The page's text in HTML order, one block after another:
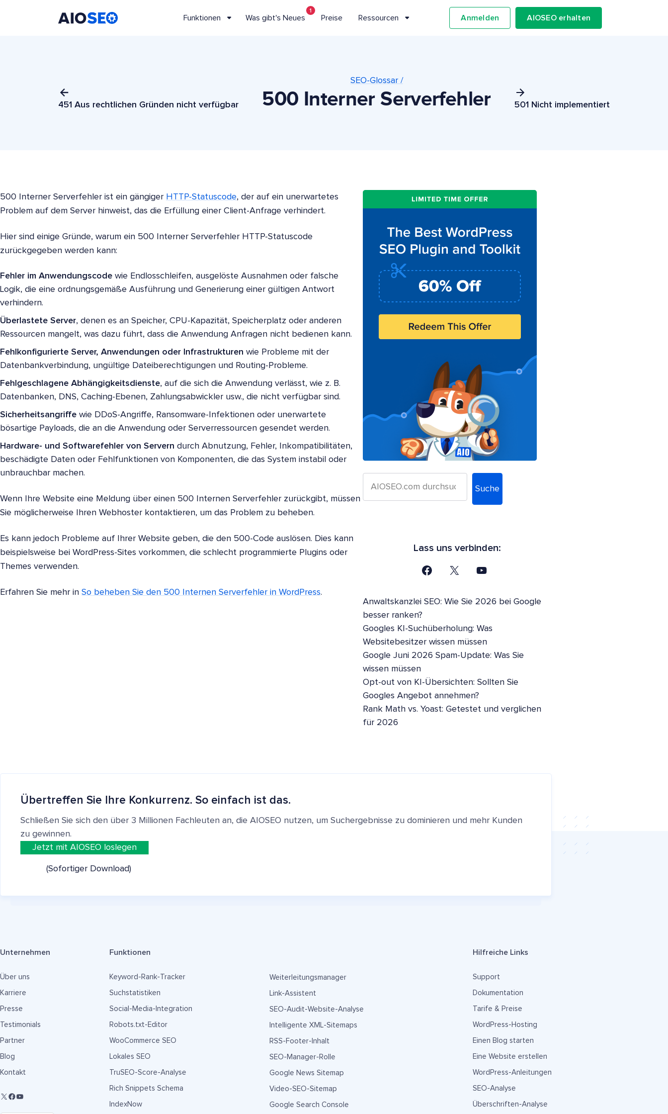
Funktionen Was gibt's Neues
1
Preise Ressourcen Anmelden AIOSEO erhalten
451 Aus rechtlichen Gründen nicht verfügbar
SEO-Glossar /
500 Interner Serverfehler 501 Nicht implementiert
500 Interner Serverfehler ist ein gängiger HTTP-Statuscode, der auf ein unerwartetes
Problem auf dem Server hinweist, das die Erfüllung einer Client-Anfrage verhindert.
Hier sind einige Gründe, warum ein 500 Interner Serverfehler HTTP-Statuscode
zurückgegeben werden kann:
Fehler im Anwendungscode wie Endlosschleifen, ausgelöste Ausnahmen oder falsche
Logik, die eine ordnungsgemäße Ausführung und Generierung einer gültigen Antwort
verhindern.
Überlastete Server, denen es an Speicher, CPU-Kapazität, Speicherplatz oder anderen
Ressourcen mangelt, was dazu führt, dass die Anwendung Anfragen nicht bedienen kann.
Fehlkonfigurierte Server, Anwendungen oder Infrastrukturen wie Probleme mit der
Datenbankverbindung, ungültige Dateiberechtigungen und Routing-Probleme.
Fehlgeschlagene Abhängigkeitsdienste, auf die sich die Anwendung verlässt, wie z. B.
Datenbanken, DNS, Caching-Ebenen, Zahlungsabwickler usw., die nicht verfügbar sind.
Sicherheitsangriffe wie DDoS-Angriffe, Ransomware-Infektionen oder unerwartete
bösartige Payloads, die an die Anwendung oder Serverressourcen gesendet werden.
Hardware- und Softwarefehler von Servern durch Abnutzung, Fehler, Inkompatibilitäten,
beschädigte Daten oder Fehlfunktionen von Komponenten, die das System instabil oder
unbrauchbar machen.
Wenn Ihre Website eine Meldung über einen 500 Internen Serverfehler zurückgibt, müssen
Sie möglicherweise Ihren Webhoster kontaktieren, um das Problem zu beheben.
Es kann jedoch Probleme auf Ihrer Website geben, die den 500-Code auslösen. Dies kann
beispielsweise bei WordPress-Sites vorkommen, die schlecht programmierte Plugins oder
Themes verwenden.
Erfahren Sie mehr in So beheben Sie den 500 Internen Serverfehler in WordPress.
Suche
Lass uns verbinden:
Anwaltskanzlei SEO: Wie Sie 2026 bei Google
besser ranken?
Googles KI-Suchüberholung: Was
Websitebesitzer wissen müssen
Google Juni 2026 Spam-Update: Was Sie
wissen müssen
Opt-out von KI-Übersichten: Sollten Sie
Googles Angebot annehmen?
Rank Math vs. Yoast: Getestet und verglichen
für 2026
Übertreffen Sie Ihre Konkurrenz. So einfach ist das.
Schließen Sie sich den über 3 Millionen Fachleuten an, die AIOSEO nutzen, um Suchergebnisse zu dominieren und mehr Kunden
zu gewinnen.
Jetzt mit AIOSEO loslegen
(Sofortiger Download)
Unternehmen
Über uns
Karriere
Presse
Testimonials
Partner
Blog
Kontakt
Funktionen
Keyword-Rank-Tracker
Suchstatistiken
Social-Media-Integration
Robots.txt-Editor
WooCommerce SEO
Lokales SEO
TruSEO-Score-Analyse
Rich Snippets Schema
IndexNow
Weiterleitungsmanager
Link-Assistent
SEO-Audit-Website-Analyse
Intelligente XML-Sitemaps
RSS-Footer-Inhalt
SEO-Manager-Rolle
Google News Sitemap
Video-SEO-Sitemap
Google Search Console
Hilfreiche Links
Support
Dokumentation
Tarife & Preise
WordPress-Hosting
Einen Blog starten
Eine Website erstellen
WordPress-Anleitungen
SEO-Analyse
Überschriften-Analyse